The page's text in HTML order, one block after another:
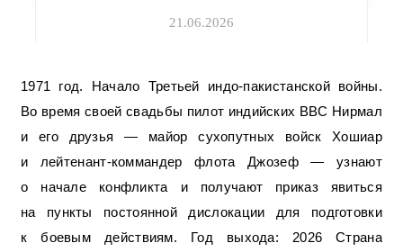
21.06.2026
1971 год. Начало Третьей индо-пакистанской войны.
Во время своей свадьбы пилот индийских ВВС Нирмал
и его друзья — майор сухопутных войск Хошиар
и лейтенант-коммандер флота Джозеф — узнают
о начале конфликта и получают приказ явиться
на пункты постоянной дислокации для подготовки
к боевым действиям. Год выхода: 2026 Страна